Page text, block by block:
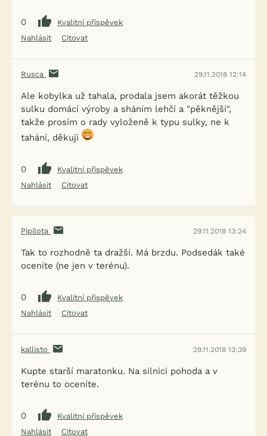
0
Kvalitní příspěvek
Nahlásit
Citovat
Rusca 29.11.2018 12:14
Ale kobylka už tahala, prodala jsem akorát těžkou
sulku domácí výroby a sháním lehčí a "pěknější",
takže prosím o rady vyloženě k typu sulky, ne k
tahání, děkuji
0
Kvalitní příspěvek
Nahlásit
Citovat
Pipilota 29.11.2018 13:24
Tak to rozhodně ta dražší. Má brzdu. Podsedák také
oceníte (ne jen v terénu).
0
Kvalitní příspěvek
Nahlásit
Citovat
kallisto 29.11.2018 13:39
Kupte starší maratonku. Na silnici pohoda a v
terénu to oceníte.
0
Kvalitní příspěvek
Nahlásit
Citovat